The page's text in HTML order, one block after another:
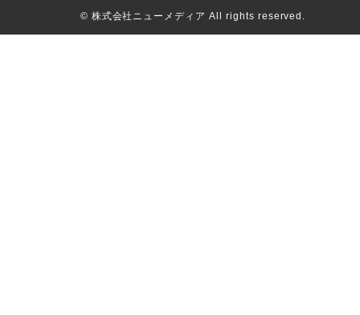
© 株式会社ニューメディア All rights reserved.